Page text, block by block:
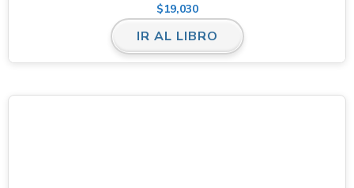
$19,030
IR AL LIBRO